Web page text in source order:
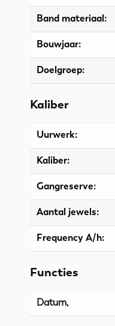
Band materiaal:
Bouwjaar:
Doelgroep:
Kaliber
Uurwerk:
Kaliber:
Gangreserve:
Aantal jewels:
Frequency A/h:
Functies
Datum,